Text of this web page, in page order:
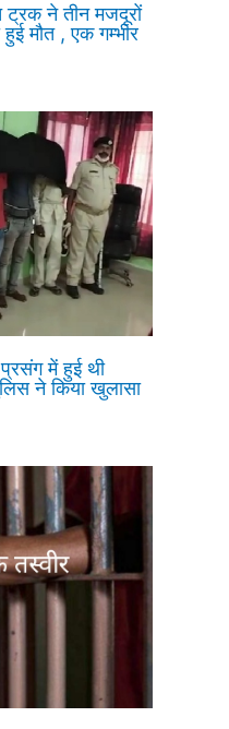
ट्रक ने तीन मजदूरों
हुई मौत , एक गम्भीर
में हुई थी
ने किया खुलासा